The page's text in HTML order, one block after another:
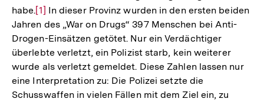
habe.Zur
Auflösung
der
Fußnote
[1] In dieser Provinz wurden in den ersten beiden
Jahren des „War on Drugs“ 397 Menschen bei Anti-
Drogen-Einsätzen getötet. Nur ein Verdächtiger
überlebte verletzt, ein Polizist starb, kein weiterer
wurde als verletzt gemeldet. Diese Zahlen lassen nur
eine Interpretation zu: Die Polizei setzte die
Schusswaffen in vielen Fällen mit dem Ziel ein, zu